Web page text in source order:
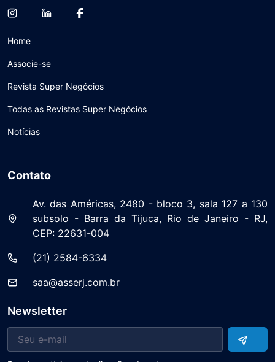
Home
Associe-se
Revista Super Negócios
Todas as Revistas Super Negócios
Notícias
Contato
Av. das Américas, 2480 - bloco 3, sala 127 a 130
subsolo - Barra da Tijuca, Rio de Janeiro - RJ,
CEP: 22631-004
(21) 2584-6334
saa@asserj.com.br
Newsletter